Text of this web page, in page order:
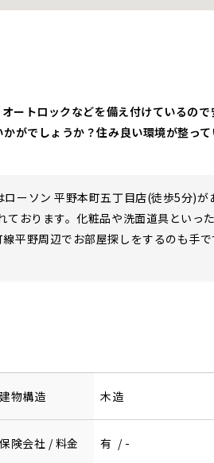
トロックなどを備え付けているの
でしょうか？住み良い環境が整って
ーソン 平野本町五丁目店(徒歩5分)
おります。化粧品や洗面道具といっ
野周辺でお部屋探しをするのも手で
建物構造 木造
保険会社 / 料金 有 / -